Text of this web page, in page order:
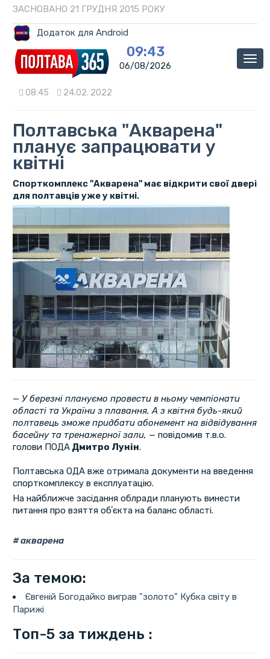
ЗАСНОВАНО 21 ГРУДНЯ 2015 РОКУ
Додаток для Android
09:43
06/08/2026
08:45 24.02. 2022
Полтавська "Акварена"
планує запрацювати у
квітні
Спорткомплекс "Акварена" має відкрити свої двері
для полтавців уже у квітні.
— У березні плануємо провести в ньому чемпіонати
області та України з плавання. А з квітня будь-який
полтавець зможе придбати абонемент на відвідування
басейну та тренажерної зали, — повідомив т.в.о.
голови ПОДАДмитро Лунін.
Полтавська ОДА вже отримала документи на введення
спорткомплексу в експлуатацію.
На найближче засідання облради планують винести
питання про взяття обʼєкта на баланс області.
акварена
За темою:
Євгеній Богодайко виграв "золото" Кубка світу в
Парижі
Топ-5 за тиждень :